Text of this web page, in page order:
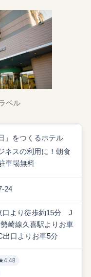
ベル
」をつくるホテル
ネスの利用に！朝食
車場無料
24
口より徒歩約15分 J
崎線久喜駅よりお車
口よりお車5分